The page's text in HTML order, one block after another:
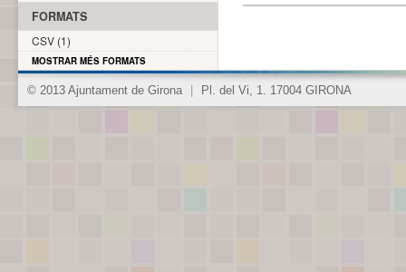
FORMATS
CSV (1)
MOSTRAR MÉS FORMATS
© 2013 Ajuntament de Girona Pl. del Vi, 1. 17004 GIRONA